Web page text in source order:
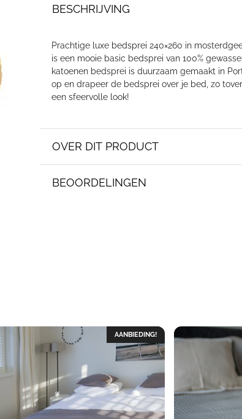
BESCHRIJVING
Prachtige luxe bedsprei 240×260 in
is een mooie basic bedsprei van 100%
katoenen bedsprei is duurzaam gemaakt in
op en drapeer de bedsprei over je bed, zo
een sfeervolle look!
OVER DIT PRODUCT
BEOORDELINGEN
AANBIEDING!